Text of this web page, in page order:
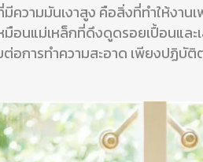
ความมันเงาสูง คือสิ่งที่ทำให้งา
มือนแม่เหล็กที่ดึงดูดรอยเปื้อนแล
อการทำความสะอาด เพียงปฏิ